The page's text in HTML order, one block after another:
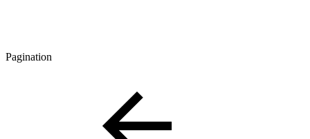
Pagination